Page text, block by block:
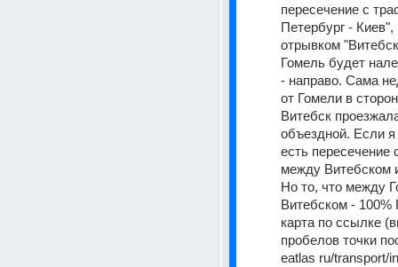
пересечение с
Петербург - Киев",
отрывком
Гомель будет
- направо. Сама
от Гомели в
Витебск
объездной. Если
есть пересечение
между Витебском
Но то, что между
Витебском - 100%
карта по ссылке
пробелов точки
eatlas ru/transport/